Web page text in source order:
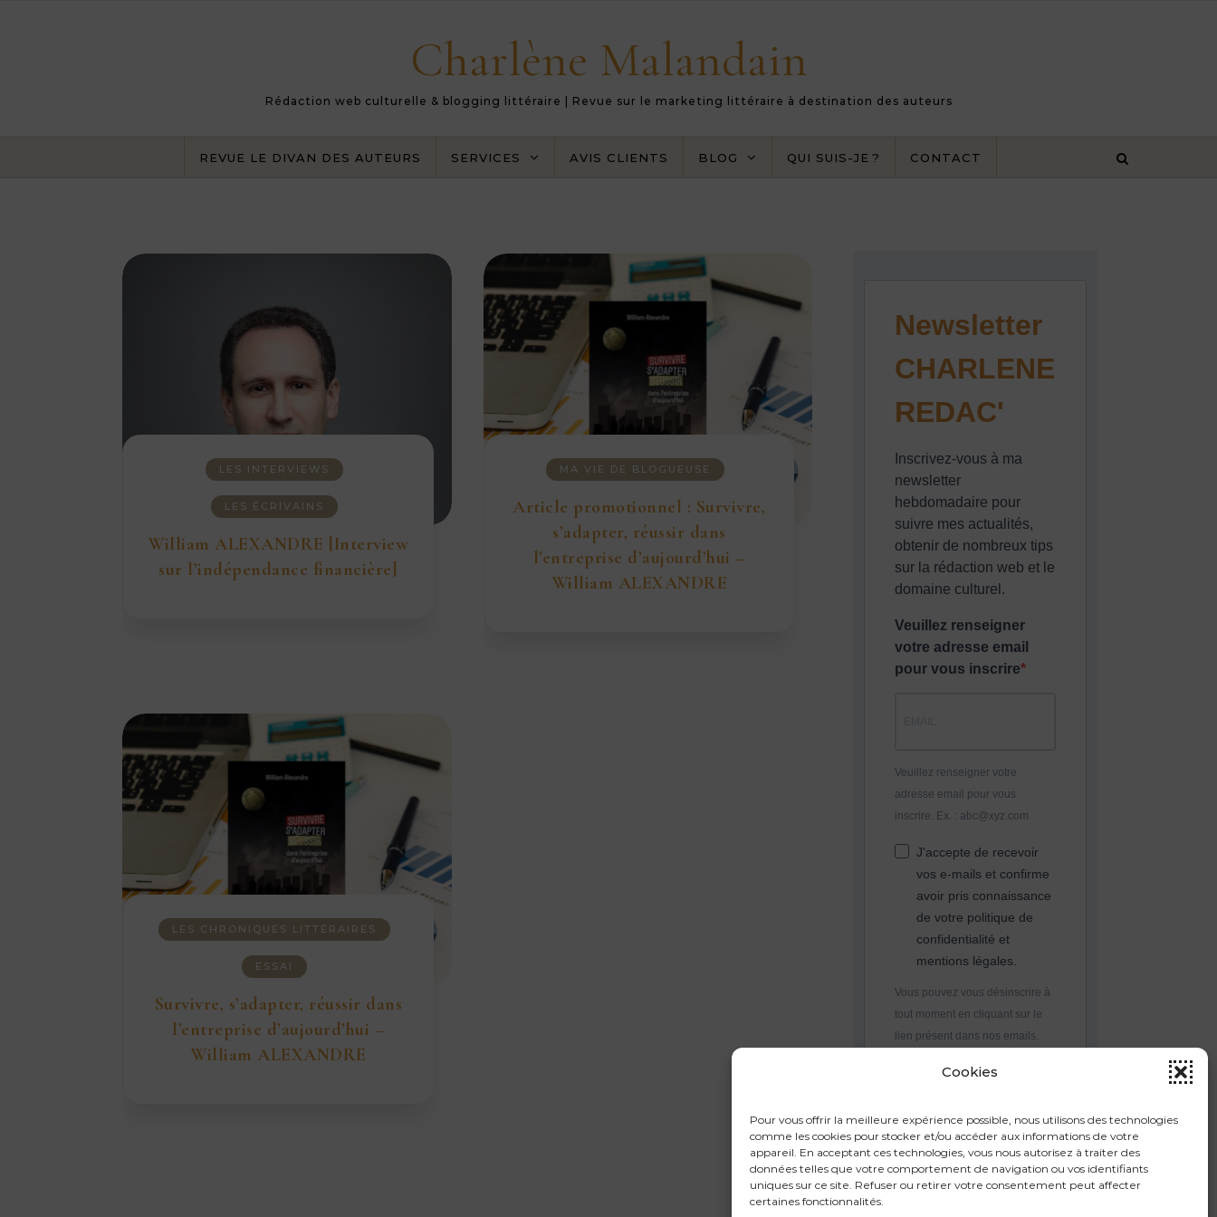
Cookies
Pour vous offrir la meilleure expérience possible, nous utilisons des technologies
comme les cookies pour stocker et/ou accéder aux informations de votre
appareil. En acceptant ces technologies, vous nous autorisez à traiter des
données telles que votre comportement de navigation ou vos identifiants
uniques sur ce site. Refuser ou retirer votre consentement peut affecter
certaines fonctionnalités.
Charlène Malandain
Rédaction web culturelle & blogging littéraire | Revue sur le marketing littéraire à destination des auteurs
REVUE LE DIVAN DES AUTEURS SERVICES AVIS CLIENTS BLOG QUI SUIS-JE ? CONTACT
LES INTERVIEWS
LES ÉCRIVAINS
William ALEXANDRE [Interview
sur l’indépendance financière]
MA VIE DE BLOGUEUSE
Article promotionnel : Survivre,
s’adapter, réussir dans
l’entreprise d’aujourd’hui –
William ALEXANDRE
LES CHRONIQUES LITTÉRAIRES
ESSAI
Survivre, s’adapter, réussir dans
l’entreprise d’aujourd’hui –
William ALEXANDRE
Newsletter
CHARLENE
REDAC'
Inscrivez-vous à ma
newsletter
hebdomadaire pour
suivre mes actualités,
obtenir de nombreux tips
sur la rédaction web et le
domaine culturel.
Veuillez renseigner
votre adresse email
pour vous inscrire
Veuillez renseigner votre
adresse email pour vous
inscrire. Ex. : abc@xyz.com
J'accepte de recevoir
vos e-mails et confirme
avoir pris connaissance
de votre politique de
confidentialité et
mentions légales.
Vous pouvez vous désinscrire à
tout moment en cliquant sur le
lien présent dans nos emails.
S'INSCRIRE